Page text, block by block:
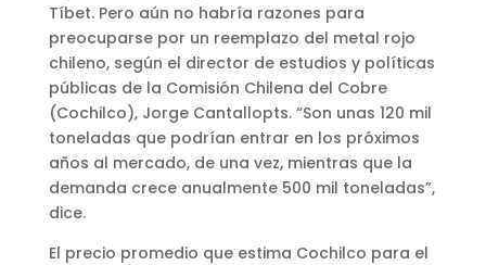
Tíbet. Pero aún no habría razones para
preocuparse por un reemplazo del metal rojo
chileno, según el director de estudios y políticas
públicas de la Comisión Chilena del Cobre
(Cochilco), Jorge Cantallopts. “Son unas 120 mil
toneladas que podrían entrar en los próximos
años al mercado, de una vez, mientras que la
demanda crece anualmente 500 mil toneladas”,
dice.
El precio promedio que estima Cochilco para el